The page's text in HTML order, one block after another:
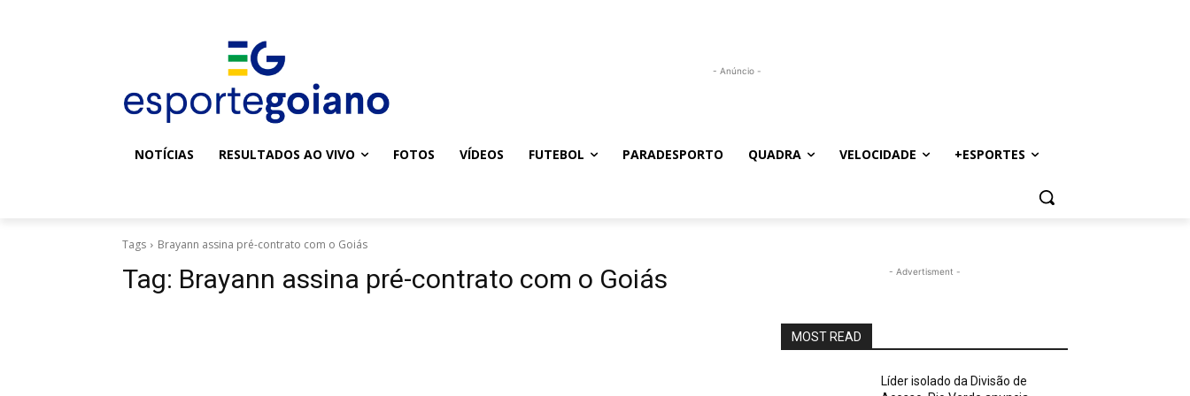
- Anúncio -
NOTÍCIAS RESULTADOS AO VIVO FOTOS VÍDEOS FUTEBOL PARADESPORTO QUADRA VELOCIDADE +ESPORTES
Tags Brayann assina pré-contrato com o Goiás
Tag: Brayann assina pré-contrato com o Goiás - Advertisment -
MOST READ
Líder isolado da Divisão de